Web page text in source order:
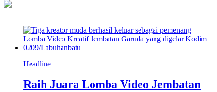
Headline
Raih Juara Lomba Video Jembatan